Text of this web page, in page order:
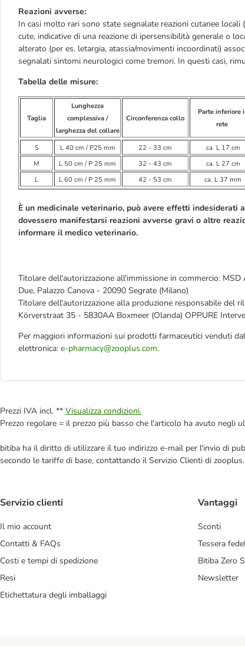
Reazioni avverse:
In casi molto rari sono state segnalate reazioni cutanee
cute, indicative di una reazione di ipersensibilità generale o
alterato (per es. letargia, atassia/movimenti incoordinati)
segnalati sintomi neurologici come tremori. In questi casi,
Tabella delle misure:
Taglia
Lunghezza
complessiva /
larghezza del collare
Circonferenza collo
Parte inferiore
rete
S L 40 cm / P25 mm 22 - 33 cm ca. L 17 cm
M
L 50 cm / P 25 mm 32 - 43 cm ca. L 27 cm
L
L 60 cm / P 25 mm 42 - 53 cm ca. L 37 mm
È un medicinale veterinario, può avere effetti
dovessero manifestarsi reazioni avverse gravi o altre
informare il medico veterinario.
Titolare dell'autorizzazione all'immissione in commercio:
Due, Palazzo Canova - 20090 Segrate (Milano)
Titolare dell'autorizzazione alla produzione responsabile del
Körverstraat 35 - 5830AA Boxmeer (Olanda) OPPURE
Per maggiori informazioni sui prodotti farmaceutici venduti
elettronica: e-pharmacy@zooplus.com.
Prezzi IVA incl. ** Visualizza condizioni.
Prezzo regolare = il prezzo più basso che l'articolo ha avuto negli
bitiba ha il diritto di utilizzare il tuo indirizzo e-mail per l'invio di
secondo le tariffe di base, contattando il Servizio Clienti di
Servizio clienti
Il mio account
Contatti & FAQs
Costi e tempi di spedizione
Resi
Etichettatura degli imballaggi
Vantaggi
Sconti
Tessera
Bitiba Zero
Newsletter